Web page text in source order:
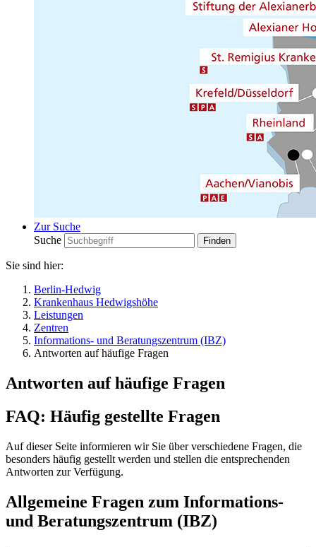
Zur Suche
Suche
Sie sind hier:
Berlin-Hedwig
Krankenhaus Hedwigshöhe
Leistungen
Zentren
Informations- und Beratungszentrum (IBZ)
Antworten auf häufige Fragen
Antworten auf häufige Fragen
FAQ: Häufig gestellte Fragen
Auf dieser Seite informieren wir Sie über verschiedene Fragen, die
besonders häufig gestellt werden und stellen die entsprechenden
Antworten zur Verfügung.
Allgemeine Fragen zum Informations-
und Beratungszentrum (IBZ)